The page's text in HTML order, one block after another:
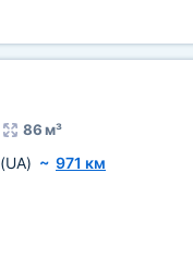
86 м³
(UA) ~ 971 км